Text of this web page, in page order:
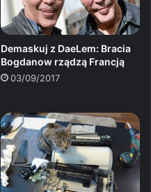
Demaskuj z DaeLem: Bracia
Bogdanow rządzą Francją
03/09/2017